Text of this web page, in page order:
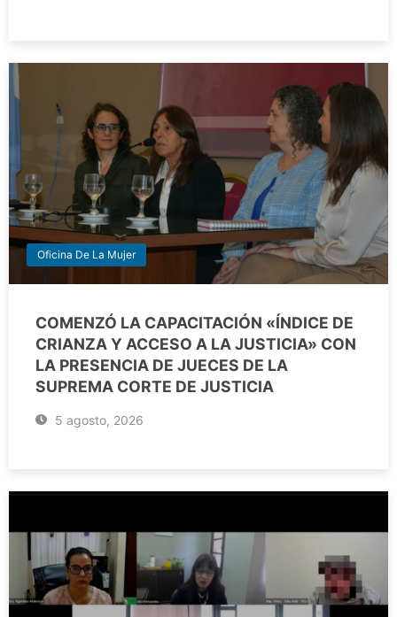
Oficina De La Mujer
COMENZÓ LA CAPACITACIÓN «ÍNDICE DE
CRIANZA Y ACCESO A LA JUSTICIA» CON
LA PRESENCIA DE JUECES DE LA
SUPREMA CORTE DE JUSTICIA
5 agosto, 2026